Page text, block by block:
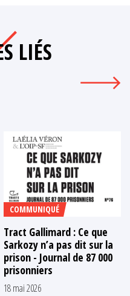
LIÉS
COMMUNIQUÉ
Tract Gallimard : Ce que
Sarkozy n’a pas dit sur la
prison - Journal de 87 000
prisonniers
18 mai 2026